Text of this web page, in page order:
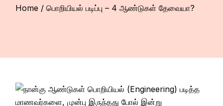
Home பொறியியல் படிப்பு – 4 ஆண்டுகள் தேவையா?